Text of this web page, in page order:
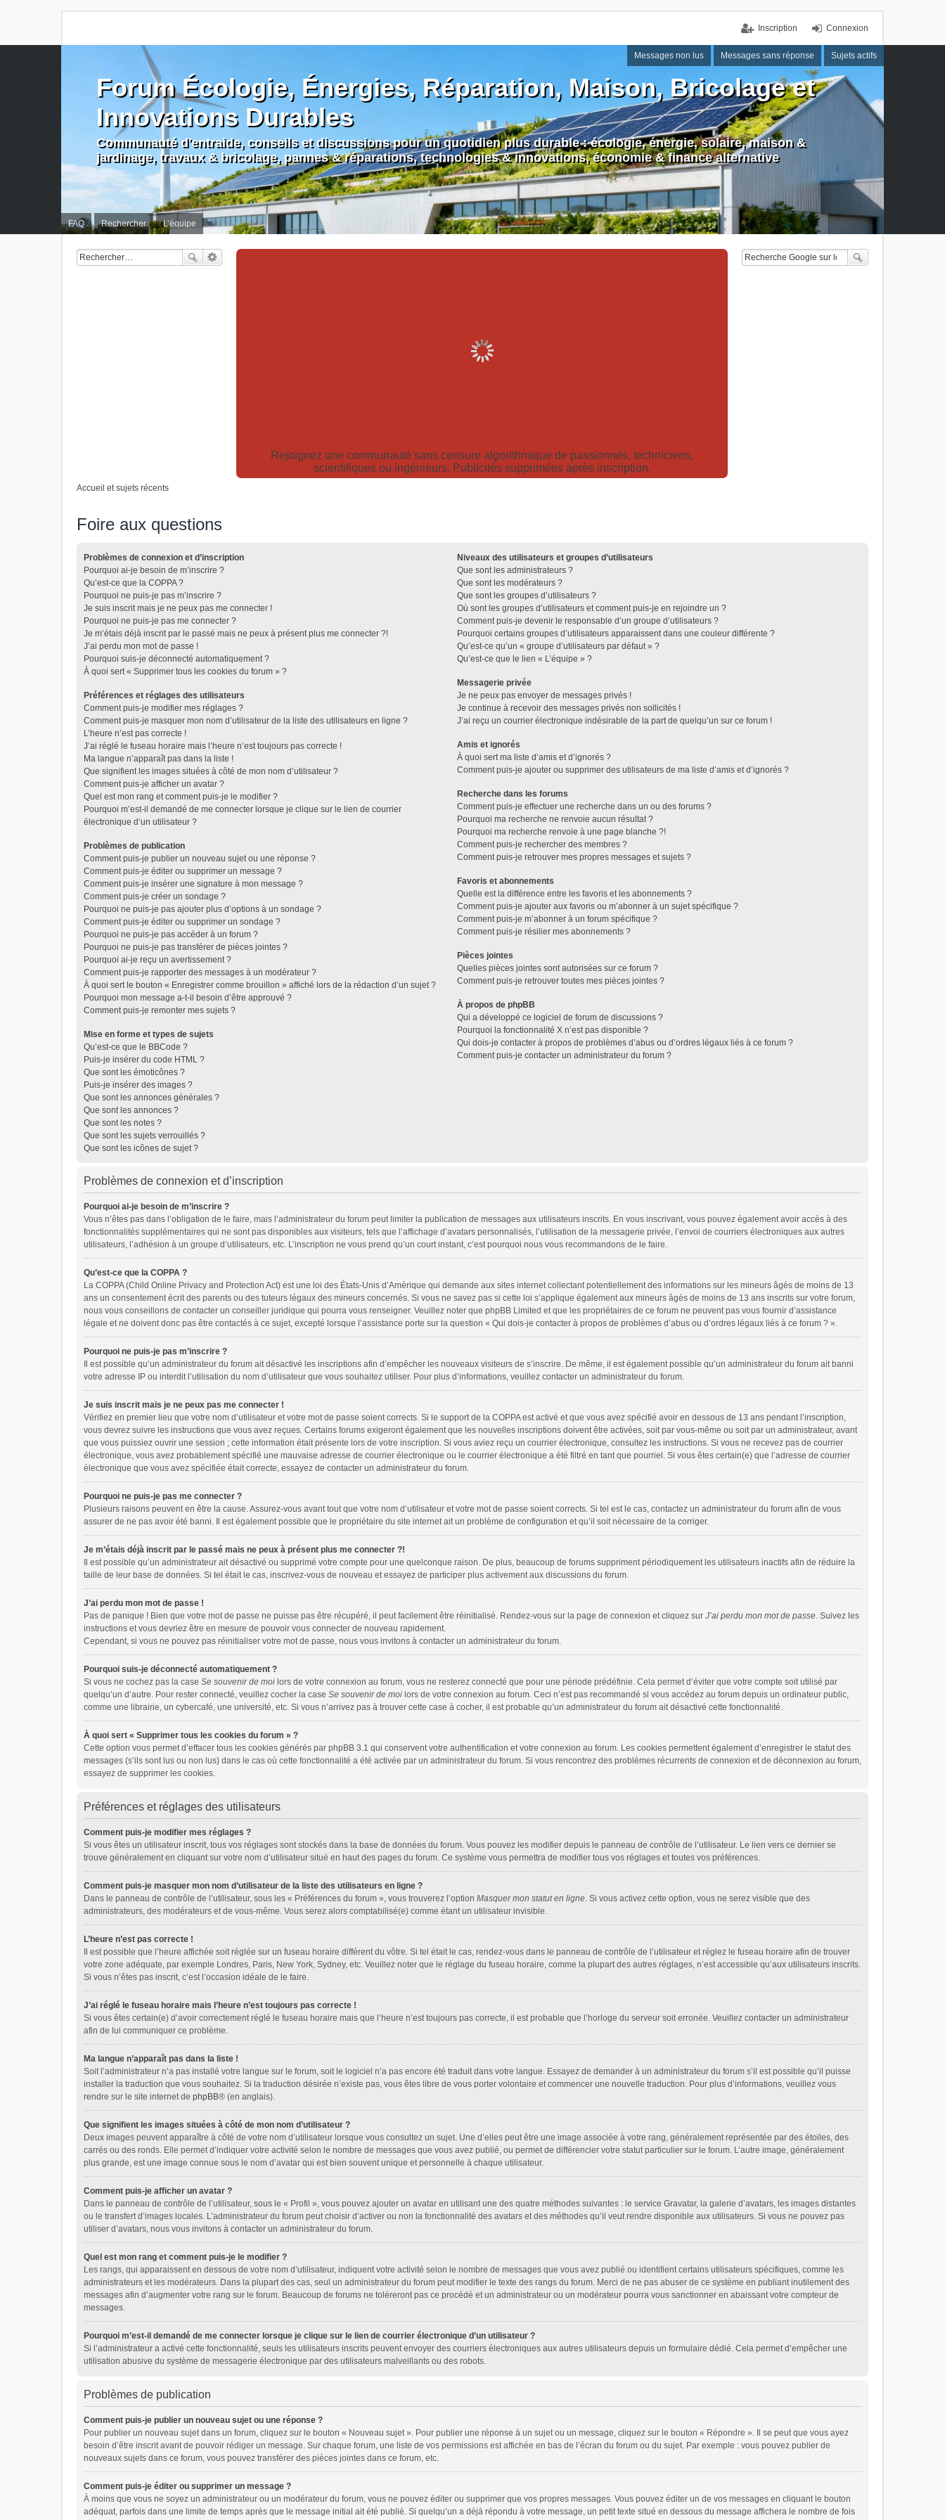
Connexion
Inscription
Messages non lus Messages sans réponse Sujets actifs
FAQ Rechercher L’équipe
Forum Écologie, Énergies, Réparation, Maison, Bricolage et
Innovations Durables
Communauté d'entraide, conseils et discussions pour un quotidien plus durable : écologie, énergie, solaire, maison &
jardinage, travaux & bricolage, pannes & réparations, technologies & innovations, économie & finance alternative
Rejoignez une communauté sans censure algorithmique de passionnés, techniciens,
scientifiques ou ingénieurs. Publicités supprimées après inscription.
Accueil et sujets récents
Foire aux questions
Problèmes de connexion et d’inscription
Pourquoi ai-je besoin de m’inscrire ?
Qu’est-ce que la COPPA ?
Pourquoi ne puis-je pas m’inscrire ?
Je suis inscrit mais je ne peux pas me connecter !
Pourquoi ne puis-je pas me connecter ?
Je m’étais déjà inscrit par le passé mais ne peux à présent plus me connecter ?!
J’ai perdu mon mot de passe !
Pourquoi suis-je déconnecté automatiquement ?
À quoi sert « Supprimer tous les cookies du forum » ?
Préférences et réglages des utilisateurs
Comment puis-je modifier mes réglages ?
Comment puis-je masquer mon nom d’utilisateur de la liste des utilisateurs en ligne ?
L’heure n’est pas correcte !
J’ai réglé le fuseau horaire mais l’heure n’est toujours pas correcte !
Ma langue n’apparaît pas dans la liste !
Que signifient les images situées à côté de mon nom d’utilisateur ?
Comment puis-je afficher un avatar ?
Quel est mon rang et comment puis-je le modifier ?
Pourquoi m’est-il demandé de me connecter lorsque je clique sur le lien de courrier
électronique d’un utilisateur ?
Problèmes de publication
Comment puis-je publier un nouveau sujet ou une réponse ?
Comment puis-je éditer ou supprimer un message ?
Comment puis-je insérer une signature à mon message ?
Comment puis-je créer un sondage ?
Pourquoi ne puis-je pas ajouter plus d’options à un sondage ?
Comment puis-je éditer ou supprimer un sondage ?
Pourquoi ne puis-je pas accéder à un forum ?
Pourquoi ne puis-je pas transférer de pièces jointes ?
Pourquoi ai-je reçu un avertissement ?
Comment puis-je rapporter des messages à un modérateur ?
À quoi sert le bouton « Enregistrer comme brouillon » affiché lors de la rédaction d’un sujet ?
Pourquoi mon message a-t-il besoin d’être approuvé ?
Comment puis-je remonter mes sujets ?
Mise en forme et types de sujets
Qu’est-ce que le BBCode ?
Puis-je insérer du code HTML ?
Que sont les émoticônes ?
Puis-je insérer des images ?
Que sont les annonces générales ?
Que sont les annonces ?
Que sont les notes ?
Que sont les sujets verrouillés ?
Que sont les icônes de sujet ?
Niveaux des utilisateurs et groupes d’utilisateurs
Que sont les administrateurs ?
Que sont les modérateurs ?
Que sont les groupes d’utilisateurs ?
Où sont les groupes d’utilisateurs et comment puis-je en rejoindre un ?
Comment puis-je devenir le responsable d’un groupe d’utilisateurs ?
Pourquoi certains groupes d’utilisateurs apparaissent dans une couleur différente ?
Qu’est-ce qu’un « groupe d’utilisateurs par défaut » ?
Qu’est-ce que le lien « L’équipe » ?
Messagerie privée
Je ne peux pas envoyer de messages privés !
Je continue à recevoir des messages privés non sollicités !
J’ai reçu un courrier électronique indésirable de la part de quelqu’un sur ce forum !
Amis et ignorés
À quoi sert ma liste d’amis et d’ignorés ?
Comment puis-je ajouter ou supprimer des utilisateurs de ma liste d’amis et d’ignorés ?
Recherche dans les forums
Comment puis-je effectuer une recherche dans un ou des forums ?
Pourquoi ma recherche ne renvoie aucun résultat ?
Pourquoi ma recherche renvoie à une page blanche ?!
Comment puis-je rechercher des membres ?
Comment puis-je retrouver mes propres messages et sujets ?
Favoris et abonnements
Quelle est la différence entre les favoris et les abonnements ?
Comment puis-je ajouter aux favoris ou m’abonner à un sujet spécifique ?
Comment puis-je m’abonner à un forum spécifique ?
Comment puis-je résilier mes abonnements ?
Pièces jointes
Quelles pièces jointes sont autorisées sur ce forum ?
Comment puis-je retrouver toutes mes pièces jointes ?
À propos de phpBB
Qui a développé ce logiciel de forum de discussions ?
Pourquoi la fonctionnalité X n’est pas disponible ?
Qui dois-je contacter à propos de problèmes d’abus ou d’ordres légaux liés à ce forum ?
Comment puis-je contacter un administrateur du forum ?
Problèmes de connexion et d’inscription
Pourquoi ai-je besoin de m’inscrire ?
Vous n’êtes pas dans l’obligation de le faire, mais l’administrateur du forum peut limiter la publication de messages aux utilisateurs inscrits. En vous inscrivant, vous pouvez également avoir accès à des
fonctionnalités supplémentaires qui ne sont pas disponibles aux visiteurs, tels que l’affichage d’avatars personnalisés, l’utilisation de la messagerie privée, l’envoi de courriers électroniques aux autres
utilisateurs, l’adhésion à un groupe d’utilisateurs, etc. L’inscription ne vous prend qu’un court instant, c’est pourquoi nous vous recommandons de le faire.
Qu’est-ce que la COPPA ?
La COPPA (Child Online Privacy and Protection Act) est une loi des États-Unis d’Amérique qui demande aux sites internet collectant potentiellement des informations sur les mineurs âgés de moins de 13
ans un consentement écrit des parents ou des tuteurs légaux des mineurs concernés. Si vous ne savez pas si cette loi s’applique également aux mineurs âgés de moins de 13 ans inscrits sur votre forum,
nous vous conseillons de contacter un conseiller juridique qui pourra vous renseigner. Veuillez noter que phpBB Limited et que les propriétaires de ce forum ne peuvent pas vous fournir d’assistance
légale et ne doivent donc pas être contactés à ce sujet, excepté lorsque l’assistance porte sur la question « Qui dois-je contacter à propos de problèmes d’abus ou d’ordres légaux liés à ce forum ? ».
Pourquoi ne puis-je pas m’inscrire ?
Il est possible qu’un administrateur du forum ait désactivé les inscriptions afin d’empêcher les nouveaux visiteurs de s’inscrire. De même, il est également possible qu’un administrateur du forum ait banni
votre adresse IP ou interdit l’utilisation du nom d’utilisateur que vous souhaitez utiliser. Pour plus d’informations, veuillez contacter un administrateur du forum.
Je suis inscrit mais je ne peux pas me connecter !
Vérifiez en premier lieu que votre nom d’utilisateur et votre mot de passe soient corrects. Si le support de la COPPA est activé et que vous avez spécifié avoir en dessous de 13 ans pendant l’inscription,
vous devrez suivre les instructions que vous avez reçues. Certains forums exigeront également que les nouvelles inscriptions doivent être activées, soit par vous-même ou soit par un administrateur, avant
que vous puissiez ouvrir une session ; cette information était présente lors de votre inscription. Si vous aviez reçu un courrier électronique, consultez les instructions. Si vous ne recevez pas de courrier
électronique, vous avez probablement spécifié une mauvaise adresse de courrier électronique ou le courrier électronique a été filtré en tant que pourriel. Si vous êtes certain(e) que l’adresse de courrier
électronique que vous avez spécifiée était correcte, essayez de contacter un administrateur du forum.
Pourquoi ne puis-je pas me connecter ?
Plusieurs raisons peuvent en être la cause. Assurez-vous avant tout que votre nom d’utilisateur et votre mot de passe soient corrects. Si tel est le cas, contactez un administrateur du forum afin de vous
assurer de ne pas avoir été banni. Il est également possible que le propriétaire du site internet ait un problème de configuration et qu’il soit nécessaire de la corriger.
Je m’étais déjà inscrit par le passé mais ne peux à présent plus me connecter ?!
Il est possible qu’un administrateur ait désactivé ou supprimé votre compte pour une quelconque raison. De plus, beaucoup de forums suppriment périodiquement les utilisateurs inactifs afin de réduire la
taille de leur base de données. Si tel était le cas, inscrivez-vous de nouveau et essayez de participer plus activement aux discussions du forum.
J’ai perdu mon mot de passe !
Pas de panique ! Bien que votre mot de passe ne puisse pas être récupéré, il peut facilement être réinitialisé. Rendez-vous sur la page de connexion et cliquez sur J’ai perdu mon mot de passe. Suivez les
instructions et vous devriez être en mesure de pouvoir vous connecter de nouveau rapidement.
Cependant, si vous ne pouvez pas réinitialiser votre mot de passe, nous vous invitons à contacter un administrateur du forum.
Pourquoi suis-je déconnecté automatiquement ?
Si vous ne cochez pas la case Se souvenir de moi lors de votre connexion au forum, vous ne resterez connecté que pour une période prédéfinie. Cela permet d’éviter que votre compte soit utilisé par
quelqu’un d’autre. Pour rester connecté, veuillez cocher la case Se souvenir de moi lors de votre connexion au forum. Ceci n’est pas recommandé si vous accédez au forum depuis un ordinateur public,
comme une librairie, un cybercafé, une université, etc. Si vous n’arrivez pas à trouver cette case à cocher, il est probable qu’un administrateur du forum ait désactivé cette fonctionnalité.
À quoi sert « Supprimer tous les cookies du forum » ?
Cette option vous permet d’effacer tous les cookies générés par phpBB 3.1 qui conservent votre authentification et votre connexion au forum. Les cookies permettent également d’enregistrer le statut des
messages (s’ils sont lus ou non lus) dans le cas où cette fonctionnalité a été activée par un administrateur du forum. Si vous rencontrez des problèmes récurrents de connexion et de déconnexion au forum,
essayez de supprimer les cookies.
Préférences et réglages des utilisateurs
Comment puis-je modifier mes réglages ?
Si vous êtes un utilisateur inscrit, tous vos réglages sont stockés dans la base de données du forum. Vous pouvez les modifier depuis le panneau de contrôle de l’utilisateur. Le lien vers ce dernier se
trouve généralement en cliquant sur votre nom d’utilisateur situé en haut des pages du forum. Ce système vous permettra de modifier tous vos réglages et toutes vos préférences.
Comment puis-je masquer mon nom d’utilisateur de la liste des utilisateurs en ligne ?
Dans le panneau de contrôle de l’utilisateur, sous les « Préférences du forum », vous trouverez l’option Masquer mon statut en ligne. Si vous activez cette option, vous ne serez visible que des
administrateurs, des modérateurs et de vous-même. Vous serez alors comptabilisé(e) comme étant un utilisateur invisible.
L’heure n’est pas correcte !
Il est possible que l’heure affichée soit réglée sur un fuseau horaire différent du vôtre. Si tel était le cas, rendez-vous dans le panneau de contrôle de l’utilisateur et réglez le fuseau horaire afin de trouver
votre zone adéquate, par exemple Londres, Paris, New York, Sydney, etc. Veuillez noter que le réglage du fuseau horaire, comme la plupart des autres réglages, n’est accessible qu’aux utilisateurs inscrits.
Si vous n’êtes pas inscrit, c’est l’occasion idéale de le faire.
J’ai réglé le fuseau horaire mais l’heure n’est toujours pas correcte !
Si vous êtes certain(e) d’avoir correctement réglé le fuseau horaire mais que l’heure n’est toujours pas correcte, il est probable que l’horloge du serveur soit erronée. Veuillez contacter un administrateur
afin de lui communiquer ce problème.
Ma langue n’apparaît pas dans la liste !
Soit l’administrateur n’a pas installé votre langue sur le forum, soit le logiciel n’a pas encore été traduit dans votre langue. Essayez de demander à un administrateur du forum s’il est possible qu’il puisse
installer la traduction que vous souhaitez. Si la traduction désirée n’existe pas, vous êtes libre de vous porter volontaire et commencer une nouvelle traduction. Pour plus d’informations, veuillez vous
rendre sur le site internet de phpBB® (en anglais).
Que signifient les images situées à côté de mon nom d’utilisateur ?
Deux images peuvent apparaître à côté de votre nom d’utilisateur lorsque vous consultez un sujet. Une d’elles peut être une image associée à votre rang, généralement représentée par des étoiles, des
carrés ou des ronds. Elle permet d’indiquer votre activité selon le nombre de messages que vous avez publié, ou permet de différencier votre statut particulier sur le forum. L’autre image, généralement
plus grande, est une image connue sous le nom d’avatar qui est bien souvent unique et personnelle à chaque utilisateur.
Comment puis-je afficher un avatar ?
Dans le panneau de contrôle de l’utilisateur, sous le « Profil », vous pouvez ajouter un avatar en utilisant une des quatre méthodes suivantes : le service Gravatar, la galerie d’avatars, les images distantes
ou le transfert d’images locales. L’administrateur du forum peut choisir d’activer ou non la fonctionnalité des avatars et des méthodes qu’il veut rendre disponible aux utilisateurs. Si vous ne pouvez pas
utiliser d’avatars, nous vous invitons à contacter un administrateur du forum.
Quel est mon rang et comment puis-je le modifier ?
Les rangs, qui apparaissent en dessous de votre nom d’utilisateur, indiquent votre activité selon le nombre de messages que vous avez publié ou identifient certains utilisateurs spécifiques, comme les
administrateurs et les modérateurs. Dans la plupart des cas, seul un administrateur du forum peut modifier le texte des rangs du forum. Merci de ne pas abuser de ce système en publiant inutilement des
messages afin d’augmenter votre rang sur le forum. Beaucoup de forums ne toléreront pas ce procédé et un administrateur ou un modérateur pourra vous sanctionner en abaissant votre compteur de
messages.
Pourquoi m’est-il demandé de me connecter lorsque je clique sur le lien de courrier électronique d’un utilisateur ?
Si l’administrateur a activé cette fonctionnalité, seuls les utilisateurs inscrits peuvent envoyer des courriers électroniques aux autres utilisateurs depuis un formulaire dédié. Cela permet d’empêcher une
utilisation abusive du système de messagerie électronique par des utilisateurs malveillants ou des robots.
Problèmes de publication
Comment puis-je publier un nouveau sujet ou une réponse ?
Pour publier un nouveau sujet dans un forum, cliquez sur le bouton « Nouveau sujet ». Pour publier une réponse à un sujet ou un message, cliquez sur le bouton « Répondre ». Il se peut que vous ayez
besoin d’être inscrit avant de pouvoir rédiger un message. Sur chaque forum, une liste de vos permissions est affichée en bas de l’écran du forum ou du sujet. Par exemple : vous pouvez publier de
nouveaux sujets dans ce forum, vous pouvez transférer des pièces jointes dans ce forum, etc.
Comment puis-je éditer ou supprimer un message ?
À moins que vous ne soyez un administrateur ou un modérateur du forum, vous ne pouvez éditer ou supprimer que vos propres messages. Vous pouvez éditer un de vos messages en cliquant le bouton
adéquat, parfois dans une limite de temps après que le message initial ait été publié. Si quelqu’un a déjà répondu à votre message, un petit texte situé en dessous du message affichera le nombre de fois